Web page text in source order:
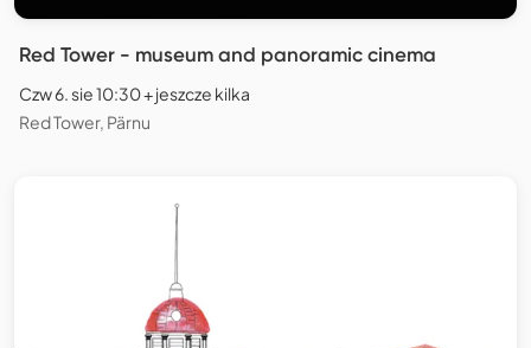
Red Tower - museum and panoramic cinema
Czw 6. sie 10:30 + jeszcze kilka
Red Tower, Pärnu